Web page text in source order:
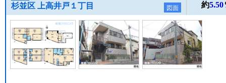
杉並区 上高井戸１丁目 図面
約5.50